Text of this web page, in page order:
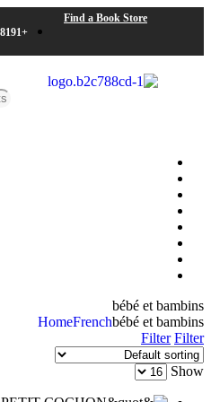
Find a Book Store
+201144418191
bébé et bambins
HomeFrenchbébé et bambins
Filter Filter
Show